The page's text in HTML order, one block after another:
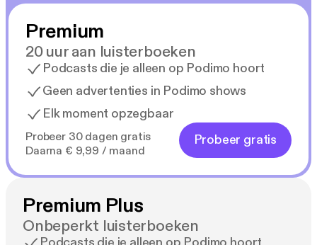
Premium
20 uur aan luisterboeken
Podcasts die je alleen op Podimo hoort
Geen advertenties in Podimo shows
Elk moment opzegbaar
Probeer 30 dagen gratis
Daarna € 9,99 / maand
Probeer gratis
Premium Plus
Onbeperkt luisterboeken